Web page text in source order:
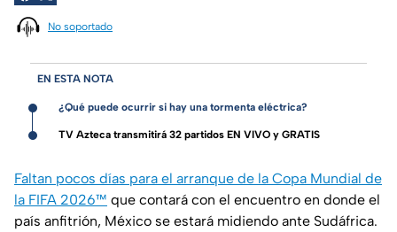
No soportado
EN ESTA NOTA
¿Qué puede ocurrir si hay una tormenta eléctrica?
TV Azteca transmitirá 32 partidos EN VIVO y GRATIS
Faltan pocos días para el arranque de la Copa Mundial de
la FIFA 2026™ que contará con el encuentro en donde el
país anfitrión, México se estará midiendo ante Sudáfrica.